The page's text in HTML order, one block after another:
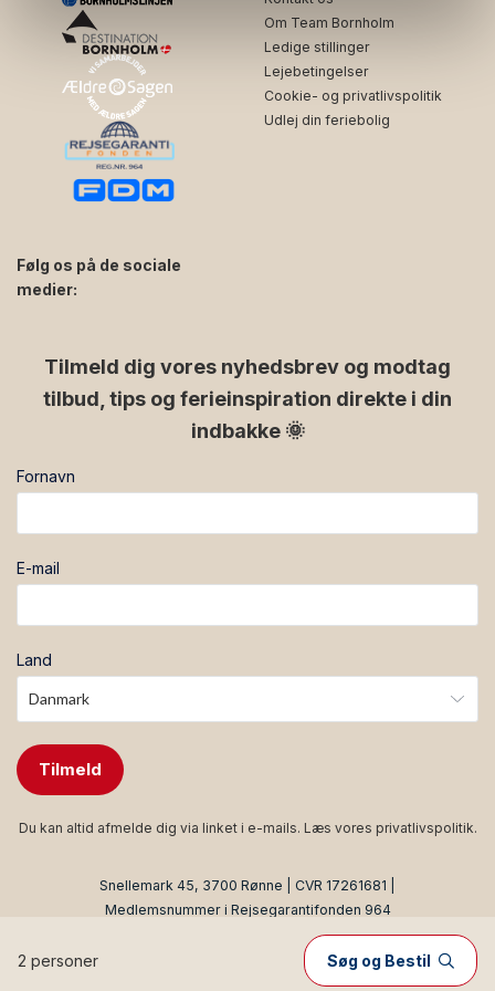
2 personer Søg og Bestil
Følg os på de sociale
medier:
Om Team Bornholm
Ledige stillinger
Lejebetingelser
Cookie- og privatlivspolitik
Udlej din feriebolig
Tilmeld dig vores nyhedsbrev og modtag
tilbud, tips og ferieinspiration direkte i din
indbakke 🌞
Fornavn
E-mail
Land
Tilmeld
Du kan altid afmelde dig via linket i e-mails. Læs vores privatlivspolitik.
Snellemark 45, 3700 Rønne | CVR 17261681 |
Medlemsnummer i Rejsegarantifonden 964
Visit Technology GroupwithCitybreak™
Information & Reservation System